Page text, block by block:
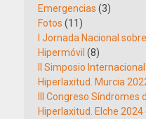
Emergencias (3)
Fotos (11)
I Jornada Nacional
Hipermóvil (8)
II Simposio
Hiperlaxitud. Murcia
III Congreso Síndromes
Hiperlaxitud. Elche 2024